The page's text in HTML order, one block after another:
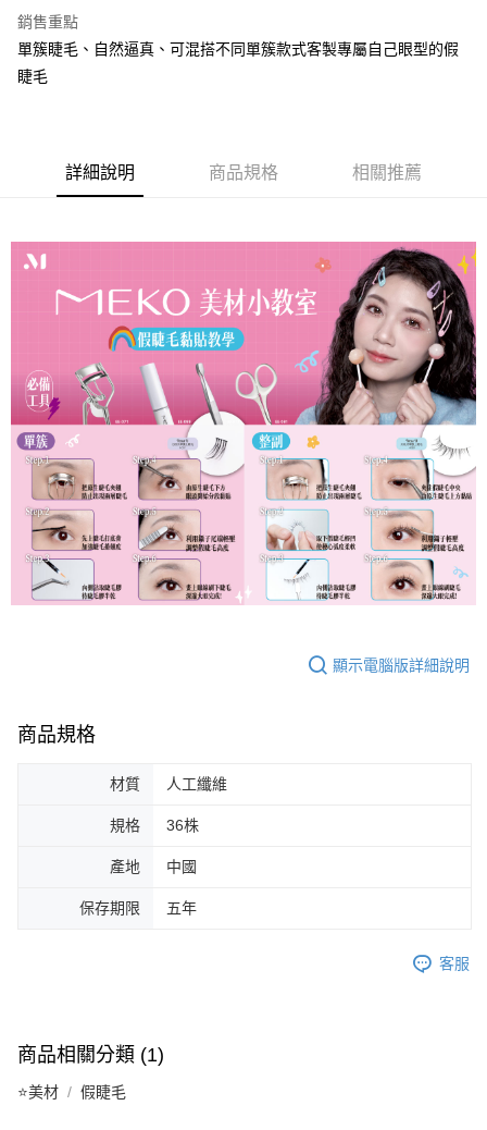
３．安心：先確認商品／服務後，再付款。
【「AFTEE先享後付」結帳流程】
１．於結帳方式選擇「AFTEE先享後付」後，將跳轉至「AFTEE先享後付」
※ 請注意：結帳手續完成當下不需立刻繳費，但若您需要取消訂單，請聯絡
購買商品的店家。未經商家同意取消之訂單仍視為有效，需透過AFTEE先享
是否繳費成功／繳費後需取消欲退款等相關疑問，請聯繫「AFTEE先享後付
客戶支援中心」
https://netprotections.freshdesk.com/support/home
【注意事項】
１．透過由恩沛科技股份有限公司提供之「AFTEE先享後付」服務完成之交
易，需依本服務之必要範圍內提供個人資料，並將交易相關給付款項請求債
權轉讓予恩沛科技股份有限公司。
２．關於個人資料處理事宜，請瀏覽以下網址：
https://aftee.tw/terms/#terms3
３．未成年的使用者請事先徵得法定代理人或監護人之同意方可使用
「AFTEE先享後付」，若未經同意申辦者引起之損失，本公司不負相關責
任。
４．使用「AFTEE先享後付」時，將依據個別帳號之用戶狀況，依本公司即
時審查核予不同之上限額度；若仍有額度不足之情形，本公司將視審查結果
請求用戶進行身份認證。
５．嚴禁一人註冊多個帳號或使用他人資訊註冊。若發現惡意使用之情形，
恩沛科技股份有限公司將有權停止該用戶之使用額度並採取法律行動。
全家取貨付款
每筆NT$65，滿NT$499(含以上)免運費
7-11取貨付款
每筆NT$65，滿NT$499(含以上)免運費
每筆NT$65，滿NT$499(含以上)免運費
每筆NT$85，滿NT$499(含以上)免運費
離島-宅配
每筆NT$120，滿NT$499(含以上)免運費
國家/地區配送 查看運費
銷售重點
單簇睫毛、自然逼真、可混搭不同單簇款式客製專屬自己眼型的假
睫毛
詳細說明 商品規格 相關推薦
顯示電腦版詳細說明
商品規格
材質 人工纖維
規格 36株
產地 中國
保存期限 五年
客服
商品相關分類 (1)
⭐美材 假睫毛